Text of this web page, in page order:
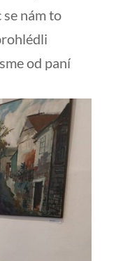
nám to
od paní